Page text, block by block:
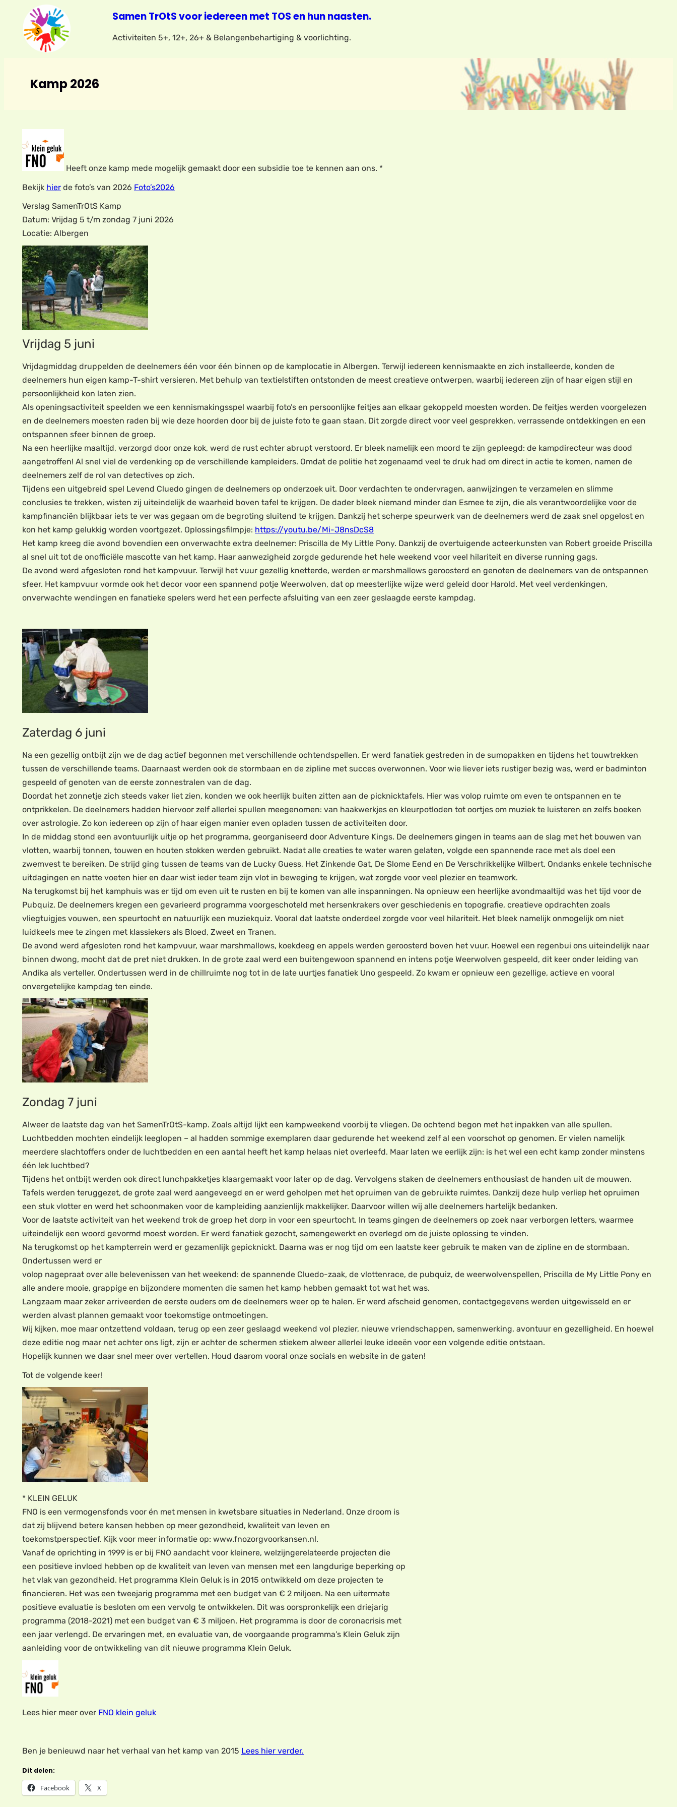
Samen TrOtS voor iedereen met TOS en hun naasten.
Activiteiten 5+, 12+, 26+ & Belangenbehartiging & voorlichting.
Kamp 2026
Heeft onze kamp mede mogelijk gemaakt door een subsidie toe te kennen aan ons. *
Bekijk hier de foto’s van 2026 Foto’s2026
Verslag SamenTrOtS Kamp
Datum: Vrijdag 5 t/m zondag 7 juni 2026
Locatie: Albergen
Vrijdag 5 juni
Vrijdagmiddag druppelden de deelnemers één voor één binnen op de kamplocatie in Albergen. Terwijl iedereen kennismaakte en zich installeerde, konden de
deelnemers hun eigen kamp-T-shirt versieren. Met behulp van textielstiften ontstonden de meest creatieve ontwerpen, waarbij iedereen zijn of haar eigen stijl en
persoonlijkheid kon laten zien.
Als openingsactiviteit speelden we een kennismakingsspel waarbij foto’s en persoonlijke feitjes aan elkaar gekoppeld moesten worden. De feitjes werden voorgelezen
en de deelnemers moesten raden bij wie deze hoorden door bij de juiste foto te gaan staan. Dit zorgde direct voor veel gesprekken, verrassende ontdekkingen en een
ontspannen sfeer binnen de groep.
Na een heerlijke maaltijd, verzorgd door onze kok, werd de rust echter abrupt verstoord. Er bleek namelijk een moord te zijn gepleegd: de kampdirecteur was dood
aangetroffen! Al snel viel de verdenking op de verschillende kampleiders. Omdat de politie het zogenaamd veel te druk had om direct in actie te komen, namen de
deelnemers zelf de rol van detectives op zich.
Tijdens een uitgebreid spel Levend Cluedo gingen de deelnemers op onderzoek uit. Door verdachten te ondervragen, aanwijzingen te verzamelen en slimme
conclusies te trekken, wisten zij uiteindelijk de waarheid boven tafel te krijgen. De dader bleek niemand minder dan Esmee te zijn, die als verantwoordelijke voor de
kampfinanciën blijkbaar iets te ver was gegaan om de begroting sluitend te krijgen. Dankzij het scherpe speurwerk van de deelnemers werd de zaak snel opgelost en
kon het kamp gelukkig worden voortgezet. Oplossingsfilmpje: https://youtu.be/Mi-J8nsDcS8
Het kamp kreeg die avond bovendien een onverwachte extra deelnemer: Priscilla de My Little Pony. Dankzij de overtuigende acteerkunsten van Robert groeide Priscilla
al snel uit tot de onofficiële mascotte van het kamp. Haar aanwezigheid zorgde gedurende het hele weekend voor veel hilariteit en diverse running gags.
De avond werd afgesloten rond het kampvuur. Terwijl het vuur gezellig knetterde, werden er marshmallows geroosterd en genoten de deelnemers van de ontspannen
sfeer. Het kampvuur vormde ook het decor voor een spannend potje Weerwolven, dat op meesterlijke wijze werd geleid door Harold. Met veel verdenkingen,
onverwachte wendingen en fanatieke spelers werd het een perfecte afsluiting van een zeer geslaagde eerste kampdag.
Zaterdag 6 juni
Na een gezellig ontbijt zijn we de dag actief begonnen met verschillende ochtendspellen. Er werd fanatiek gestreden in de sumopakken en tijdens het touwtrekken
tussen de verschillende teams. Daarnaast werden ook de stormbaan en de zipline met succes overwonnen. Voor wie liever iets rustiger bezig was, werd er badminton
gespeeld of genoten van de eerste zonnestralen van de dag.
Doordat het zonnetje zich steeds vaker liet zien, konden we ook heerlijk buiten zitten aan de picknicktafels. Hier was volop ruimte om even te ontspannen en te
ontprikkelen. De deelnemers hadden hiervoor zelf allerlei spullen meegenomen: van haakwerkjes en kleurpotloden tot oortjes om muziek te luisteren en zelfs boeken
over astrologie. Zo kon iedereen op zijn of haar eigen manier even opladen tussen de activiteiten door.
In de middag stond een avontuurlijk uitje op het programma, georganiseerd door Adventure Kings. De deelnemers gingen in teams aan de slag met het bouwen van
vlotten, waarbij tonnen, touwen en houten stokken werden gebruikt. Nadat alle creaties te water waren gelaten, volgde een spannende race met als doel een
zwemvest te bereiken. De strijd ging tussen de teams van de Lucky Guess, Het Zinkende Gat, De Slome Eend en De Verschrikkelijke Wilbert. Ondanks enkele technische
uitdagingen en natte voeten hier en daar wist ieder team zijn vlot in beweging te krijgen, wat zorgde voor veel plezier en teamwork.
Na terugkomst bij het kamphuis was er tijd om even uit te rusten en bij te komen van alle inspanningen. Na opnieuw een heerlijke avondmaaltijd was het tijd voor de
Pubquiz. De deelnemers kregen een gevarieerd programma voorgeschoteld met hersenkrakers over geschiedenis en topografie, creatieve opdrachten zoals
vliegtuigjes vouwen, een speurtocht en natuurlijk een muziekquiz. Vooral dat laatste onderdeel zorgde voor veel hilariteit. Het bleek namelijk onmogelijk om niet
luidkeels mee te zingen met klassiekers als Bloed, Zweet en Tranen.
De avond werd afgesloten rond het kampvuur, waar marshmallows, koekdeeg en appels werden geroosterd boven het vuur. Hoewel een regenbui ons uiteindelijk naar
binnen dwong, mocht dat de pret niet drukken. In de grote zaal werd een buitengewoon spannend en intens potje Weerwolven gespeeld, dit keer onder leiding van
Andika als verteller. Ondertussen werd in de chillruimte nog tot in de late uurtjes fanatiek Uno gespeeld. Zo kwam er opnieuw een gezellige, actieve en vooral
onvergetelijke kampdag ten einde.
Zondag 7 juni
Alweer de laatste dag van het SamenTrOtS-kamp. Zoals altijd lijkt een kampweekend voorbij te vliegen. De ochtend begon met het inpakken van alle spullen.
Luchtbedden mochten eindelijk leeglopen – al hadden sommige exemplaren daar gedurende het weekend zelf al een voorschot op genomen. Er vielen namelijk
meerdere slachtoffers onder de luchtbedden en een aantal heeft het kamp helaas niet overleefd. Maar laten we eerlijk zijn: is het wel een echt kamp zonder minstens
één lek luchtbed?
Tijdens het ontbijt werden ook direct lunchpakketjes klaargemaakt voor later op de dag. Vervolgens staken de deelnemers enthousiast de handen uit de mouwen.
Tafels werden teruggezet, de grote zaal werd aangeveegd en er werd geholpen met het opruimen van de gebruikte ruimtes. Dankzij deze hulp verliep het opruimen
een stuk vlotter en werd het schoonmaken voor de kampleiding aanzienlijk makkelijker. Daarvoor willen wij alle deelnemers hartelijk bedanken.
Voor de laatste activiteit van het weekend trok de groep het dorp in voor een speurtocht. In teams gingen de deelnemers op zoek naar verborgen letters, waarmee
uiteindelijk een woord gevormd moest worden. Er werd fanatiek gezocht, samengewerkt en overlegd om de juiste oplossing te vinden.
Na terugkomst op het kampterrein werd er gezamenlijk gepicknickt. Daarna was er nog tijd om een laatste keer gebruik te maken van de zipline en de stormbaan.
Ondertussen werd er
volop nagepraat over alle belevenissen van het weekend: de spannende Cluedo-zaak, de vlottenrace, de pubquiz, de weerwolvenspellen, Priscilla de My Little Pony en
alle andere mooie, grappige en bijzondere momenten die samen het kamp hebben gemaakt tot wat het was.
Langzaam maar zeker arriveerden de eerste ouders om de deelnemers weer op te halen. Er werd afscheid genomen, contactgegevens werden uitgewisseld en er
werden alvast plannen gemaakt voor toekomstige ontmoetingen.
Wij kijken, moe maar ontzettend voldaan, terug op een zeer geslaagd weekend vol plezier, nieuwe vriendschappen, samenwerking, avontuur en gezelligheid. En hoewel
deze editie nog maar net achter ons ligt, zijn er achter de schermen stiekem alweer allerlei leuke ideeën voor een volgende editie ontstaan.
Hopelijk kunnen we daar snel meer over vertellen. Houd daarom vooral onze socials en website in de gaten!
Tot de volgende keer!
* KLEIN GELUK
FNO is een vermogensfonds voor én met mensen in kwetsbare situaties in Nederland. Onze droom is
dat zij blijvend betere kansen hebben op meer gezondheid, kwaliteit van leven en
toekomstperspectief. Kijk voor meer informatie op: www.fnozorgvoorkansen.nl.
Vanaf de oprichting in 1999 is er bij FNO aandacht voor kleinere, welzijngerelateerde projecten die
een positieve invloed hebben op de kwaliteit van leven van mensen met een langdurige beperking op
het vlak van gezondheid. Het programma Klein Geluk is in 2015 ontwikkeld om deze projecten te
financieren. Het was een tweejarig programma met een budget van € 2 miljoen. Na een uitermate
positieve evaluatie is besloten om een vervolg te ontwikkelen. Dit was oorspronkelijk een driejarig
programma (2018-2021) met een budget van € 3 miljoen. Het programma is door de coronacrisis met
een jaar verlengd. De ervaringen met, en evaluatie van, de voorgaande programma’s Klein Geluk zijn
aanleiding voor de ontwikkeling van dit nieuwe programma Klein Geluk.
Lees hier meer over FNO klein geluk
Ben je benieuwd naar het verhaal van het kamp van 2015 Lees hier verder.
Dit delen:
Facebook X